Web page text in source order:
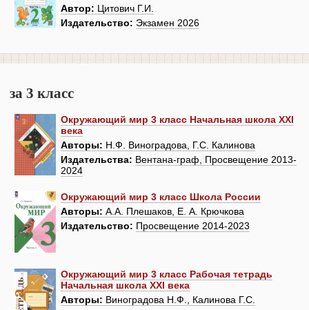
Автор: Цитович Г.И.
Издательство: Экзамен 2026
за 3 класс
Окружающий мир 3 класс Начальная школа XXI
века
Авторы: Н.Ф. Виноградова, Г.С. Калинова
Издательства: Вентана-граф, Просвещение 2013-
2024
Окружающий мир 3 класс Школа России
Авторы: А.А. Плешаков, Е. А. Крючкова
Издательство: Просвещение 2014-2023
Окружающий мир 3 класс Рабочая тетрадь
Начальная школа XXI века
Авторы: Виноградова Н.Ф., Калинова Г.С.